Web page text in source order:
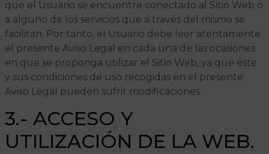
que el Usuario se encuentre conectado al Sitio Web o
a alguno de los servicios que a través del mismo se
facilitan. Por tanto, el Usuario debe leer atentamente
el presente Aviso Legal en cada una de las ocasiones
en que se proponga utilizar el Sitio Web, ya que éste
y sus condiciones de uso recogidas en el presente
Aviso Legal pueden sufrir modificaciones.
3.- ACCESO Y
UTILIZACIÓN DE LA WEB.